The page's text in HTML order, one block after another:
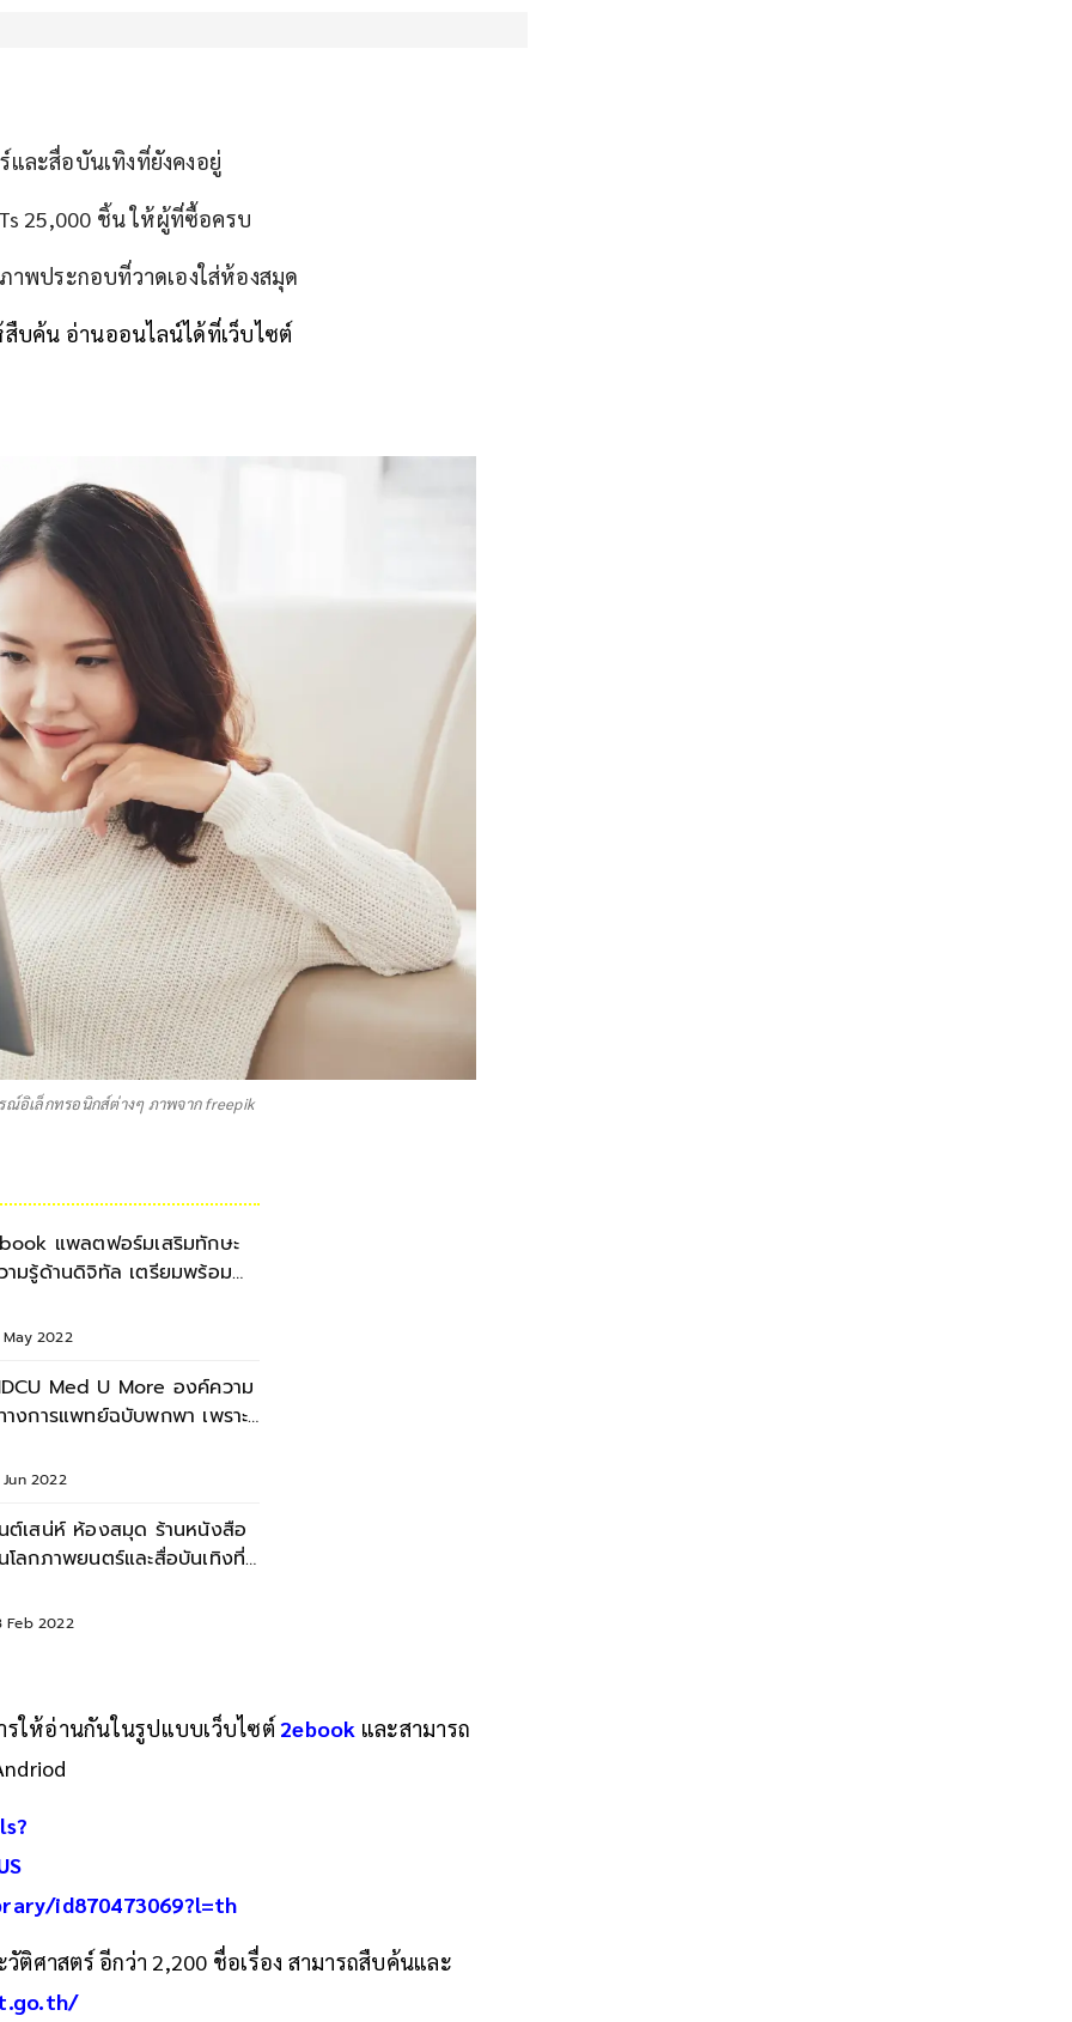
ละสื่อบันเทิงที่ยังคงอยู่
25,000 ชิ้น ให้ผู้ที่ซื้อครบ
าพประกอบที่วาดเองใส่ห้องสมุด
สืบค้น อ่านออนไลน์ได้ที่เว็บไซต์
อิเล็กทรอนิกส์ต่างๆ ภาพจาก freepik
แพลตฟอร์มเสริมทักษะ
ามรู้ด้านดิจิทัล เตรียมพร้อม
May 2022
Med U More องค์ความ
างการแพทย์ฉบับพกพา เพราะ
Jun 2022
ต์เสน่ห์ ห้องสมุด ร้านหนังสือ
โลกภาพยนตร์และสื่อบันเทิงที่
Feb 2022
รให้อ่านกันในรูปแบบเว็บไซต์2ebook และสามารถ
id870473069?l=th
ติศาสตร์ อีกว่า 2,200 ชื่อเรื่อง สามารถสืบค้นและ